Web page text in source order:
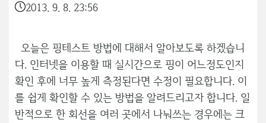
2013. 9. 8. 23:56
오늘은 핑테스트 방법에 대해서 알아보도록 하겠습니
다. 인터넷을 이용할 때 실시간으로 핑이 어느정도인지
확인 후에 너무 높게 측정된다면 수정이 필요합니다. 이
를 쉽게 확인할 수 있는 방법을 알려드리고자 합니다. 일
반적으로 한 회선을 여러 곳에서 나눠쓰는 경우에는 크